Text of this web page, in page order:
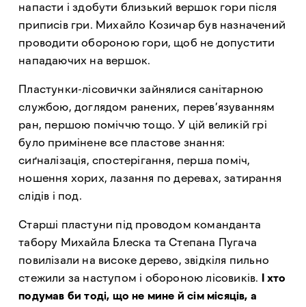
напасти і здобути близький вершок гори після
приписів гри. Михайло Козичар був назначений
проводити обороною гори, щоб не допустити
нападаючих на вершок.
Пластунки-лісовички зайнялися санітарною
службою, доглядом ранених, перев’язуванням
ран, першою поміччю тощо. У цій великій грі
було примінене все пластове знання:
сиґналізація, спостерігання, перша поміч,
ношення хорих, лазання по деревах, затирання
слідів і под.
Старші пластуни під проводом команданта
табору Михайла Блеска та Степана Пугача
повилізали на високе дерево, звідкіля пильно
стежили за наступом і обороною лісовиків.
І хто
подумав би тоді, що не мине й сім місяців, а